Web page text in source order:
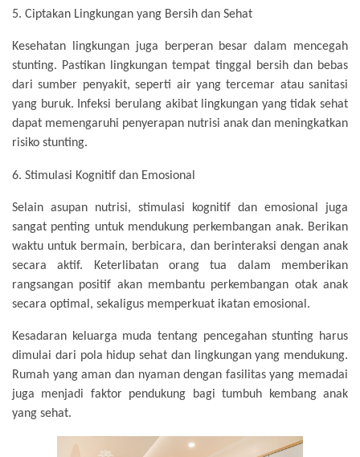
5. Ciptakan Lingkungan yang Bersih dan Sehat
Kesehatan lingkungan juga berperan besar dalam mencegah
stunting. Pastikan lingkungan tempat tinggal bersih dan bebas
dari sumber penyakit, seperti air yang tercemar atau sanitasi
yang buruk. Infeksi berulang akibat lingkungan yang tidak sehat
dapat memengaruhi penyerapan nutrisi anak dan meningkatkan
risiko stunting.
6. Stimulasi Kognitif dan Emosional
Selain asupan nutrisi, stimulasi kognitif dan emosional juga
sangat penting untuk mendukung perkembangan anak. Berikan
waktu untuk bermain, berbicara, dan berinteraksi dengan anak
secara aktif. Keterlibatan orang tua dalam memberikan
rangsangan positif akan membantu perkembangan otak anak
secara optimal, sekaligus memperkuat ikatan emosional.
Kesadaran keluarga muda tentang pencegahan stunting harus
dimulai dari pola hidup sehat dan lingkungan yang mendukung.
Rumah yang aman dan nyaman dengan fasilitas yang memadai
juga menjadi faktor pendukung bagi tumbuh kembang anak
yang sehat.